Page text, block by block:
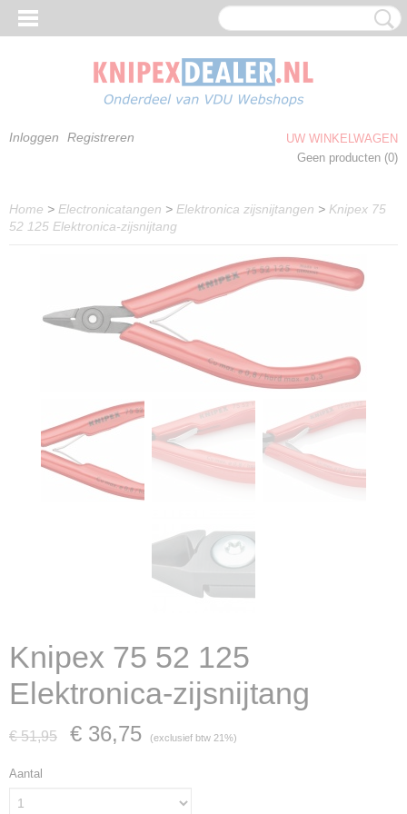
Inloggen Registreren
UW WINKELWAGEN
Geen producten (0)
Home > Electronicatangen > Elektronica zijsnijtangen > Knipex 75
52 125 Elektronica-zijsnijtang
Knipex 75 52 125
Elektronica-zijsnijtang
€ 51,95 € 36,75 (exclusief btw 21%)
Aantal